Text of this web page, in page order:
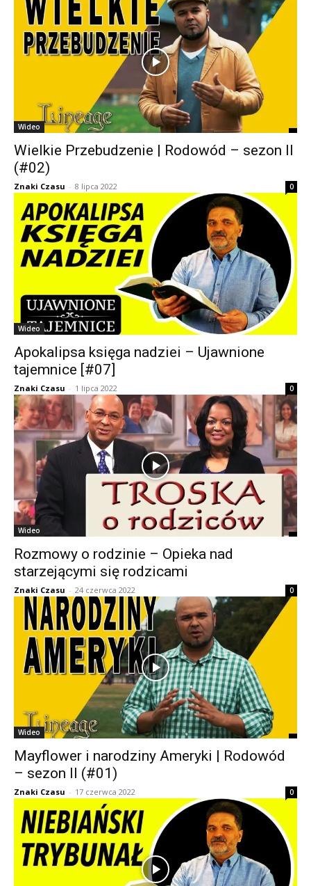
Wideo
Wielkie Przebudzenie | Rodowód – sezon II
(#02)
Znaki Czasu - 8 lipca 2022 0
Wideo
Apokalipsa księga nadziei – Ujawnione
tajemnice [#07]
Znaki Czasu - 1 lipca 2022 0
Wideo
Rozmowy o rodzinie – Opieka nad
starzejącymi się rodzicami
Znaki Czasu - 24 czerwca 2022 0
Wideo
Mayflower i narodziny Ameryki | Rodowód
– sezon II (#01)
Znaki Czasu - 17 czerwca 2022 0